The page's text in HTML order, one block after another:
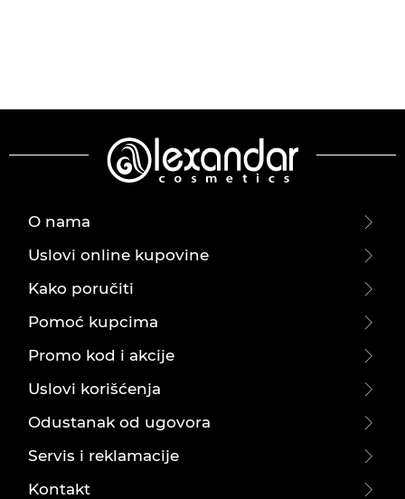
O nama
Uslovi online kupovine
Kako poručiti
Pomoć kupcima
Promo kod i akcije
Uslovi korišćenja
Odustanak od ugovora
Servis i reklamacije
Kontakt